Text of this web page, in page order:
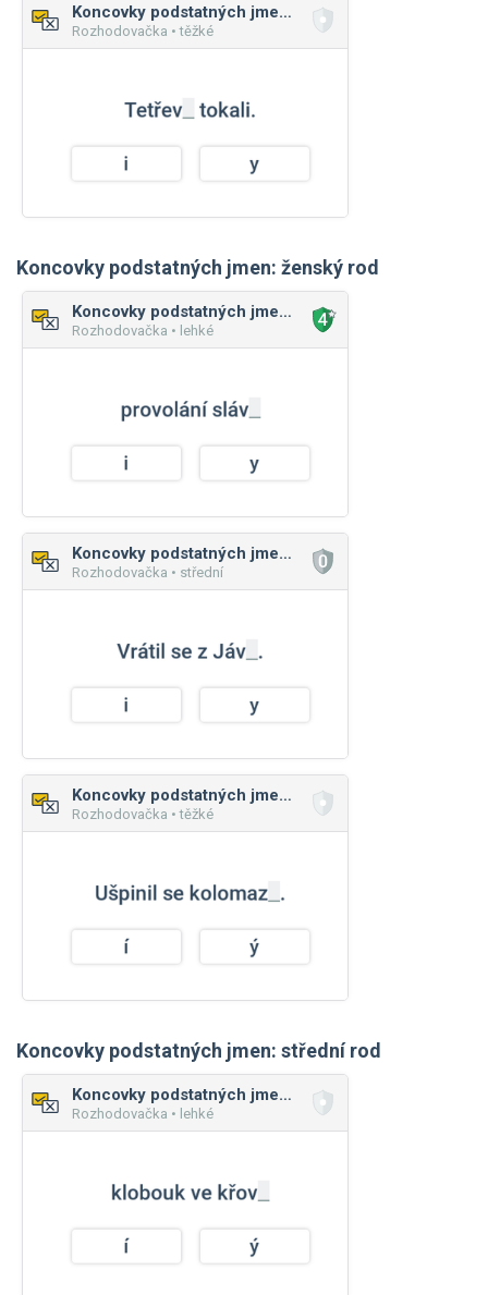
Koncovky podstatných jmen: mužský rod
Rozhodovačka • těžké
Koncovky podstatných jmen: ženský rod
Koncovky podstatných jmen: ženský rod
Rozhodovačka • lehké
Koncovky podstatných jmen: ženský rod
Rozhodovačka • střední
Koncovky podstatných jmen: ženský rod
Rozhodovačka • těžké
Koncovky podstatných jmen: střední rod
Koncovky podstatných jmen: střední rod
Rozhodovačka • lehké